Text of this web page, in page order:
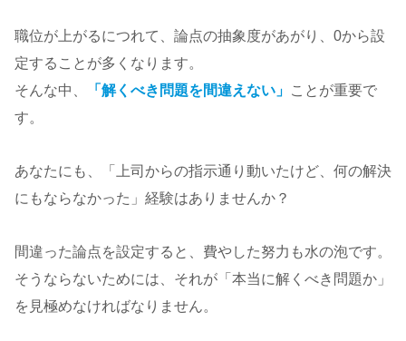
職位が上がるにつれて、論点の抽象度があがり、0から設
定することが多くなります。
そんな中、
「解くべき問題を間違えない」 ことが重要で
す。
あなたにも、「上司からの指示通り動いたけど、何の解決
にもならなかった」経験はありませんか？
間違った論点を設定すると、費やした努力も水の泡です。
そうならないためには、それが「本当に解くべき問題か」
を見極めなければなりません。